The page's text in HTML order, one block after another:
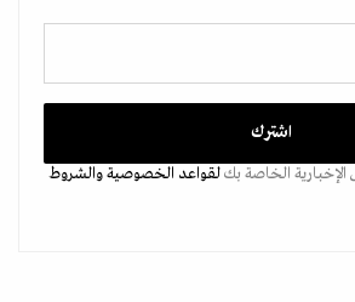
الخاصة بكلقواعد الخصوصيةوالشروط